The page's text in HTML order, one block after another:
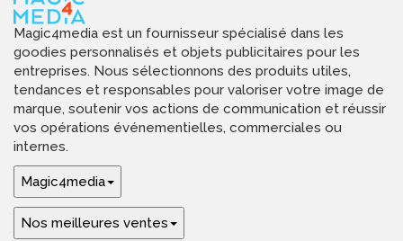
Magic4media est un fournisseur spécialisé dans les
goodies personnalisés et objets publicitaires pour les
entreprises. Nous sélectionnons des produits utiles,
tendances et responsables pour valoriser votre image de
marque, soutenir vos actions de communication et réussir
vos opérations événementielles, commerciales ou
internes.
Magic4media
Nos meilleures ventes